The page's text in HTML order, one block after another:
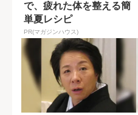
で、疲れた体を整える簡
単夏レシピ
PR(マガジンハウス)